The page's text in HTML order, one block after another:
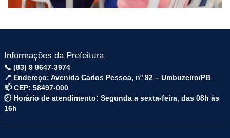
Informações da Prefeitura
📞 (83) 9 8647-3974
📍 Endereço: Avenida Carlos Pessoa, nº 92 – Umbuzeiro/PB
📫 CEP: 58497-000
🕗 Horário de atendimento: Segunda a sexta-feira, das 08h às
16h